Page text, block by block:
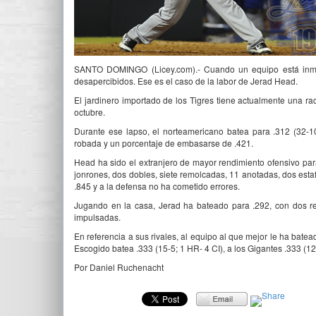
SANTO DOMINGO (Licey.com).- Cuando un equipo está
desapercibidos. Ese es el caso de la labor de Jerad Head.
El jardinero importado de los Tigres tiene actualmente una
octubre.
Durante ese lapso, el norteamericano batea para .312
robada y un porcentaje de embasarse de .421.
Head ha sido el extranjero de mayor rendimiento ofensivo
jonrones, dos dobles, siete remolcadas, 11 anotadas, dos
.845 y a la defensa no ha cometido errores.
Jugando en la casa, Jerad ha bateado para .292, con dos
impulsadas.
En referencia a sus rivales, al equipo al que mejor le ha
Escogido batea .333 (15-5; 1 HR- 4 CI), a los Gigantes .333
Por Daniel Ruchenacht